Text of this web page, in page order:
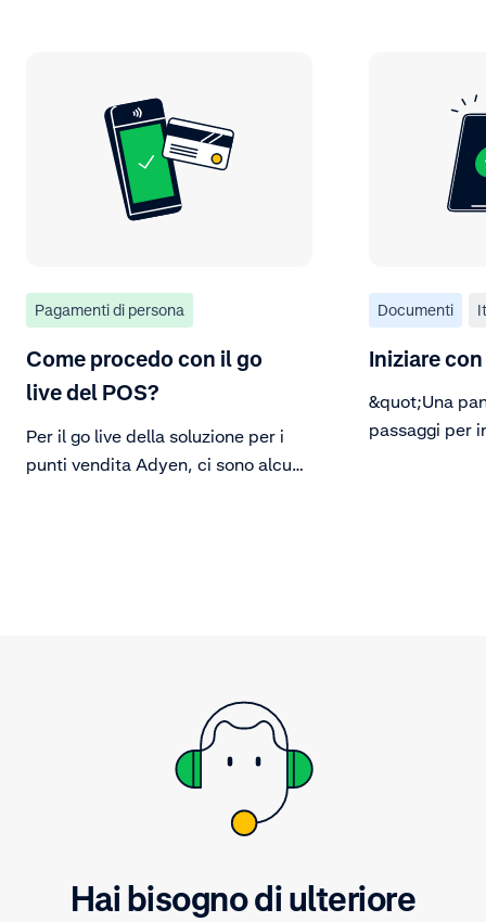
Pagamenti di persona
Come procedo con il go
live del POS?
Per il go live della soluzione per i
punti vendita Adyen, ci sono alcuni
Documenti
Iniziare
&quot;Una
passaggi per
Hai bisogno di ulteriore